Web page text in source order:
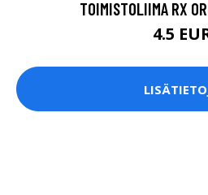
TOIMISTOLIIMA RX
4.5